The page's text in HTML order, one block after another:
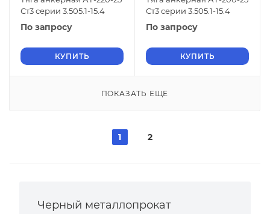
Ст3 серии 3.505.1-15.4
По запросу
КУПИТЬ
Ст3 серии 3.505.1-15.4
По запросу
КУПИТЬ
ПОКАЗАТЬ ЕЩЕ
1 2
Черный металлопрокат